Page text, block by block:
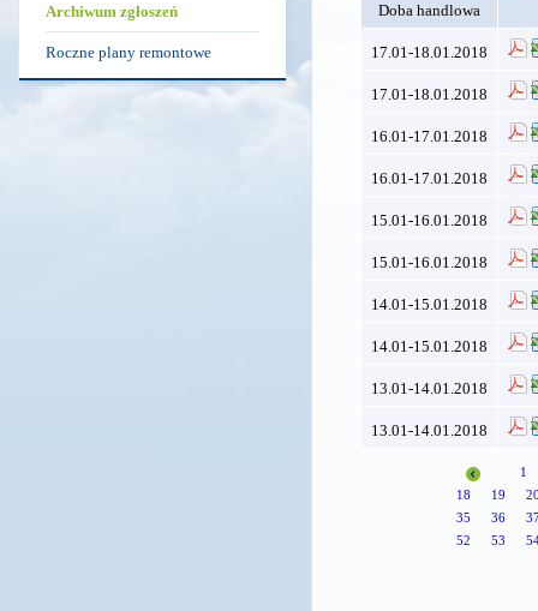
Archiwum zgłoszeń
Roczne plany remontowe
Doba handlowa
17.01-18.01.2018
17.01-18.01.2018
16.01-17.01.2018
16.01-17.01.2018
15.01-16.01.2018
15.01-16.01.2018
14.01-15.01.2018
14.01-15.01.2018
13.01-14.01.2018
13.01-14.01.2018
1
18
19
35
36
52
53